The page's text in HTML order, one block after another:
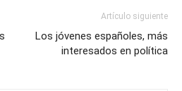
Artículo siguiente
Los jóvenes españoles, más
interesados en política